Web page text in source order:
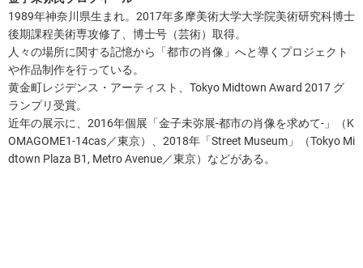
1989年神奈川県生まれ。2017年多摩美術大学大学院美術研究科博士
後期課程美術専攻修了、博士号（芸術）取得。
人々の場所に関する記憶から「都市の肖像」へと導くプロジェクト
や作品制作を行っている。
黄金町レジデンス・アーティスト、Tokyo Midtown Award 2017 グ
ランプリ受賞。
近年の展示に、2016年個展「金子未弥展-都市の肖像を求めて-」（K
OMAGOME1-14cas／東京）、2018年「Street Museum」（Tokyo Mi
dtown Plaza B1, Metro Avenue／東京）などがある。